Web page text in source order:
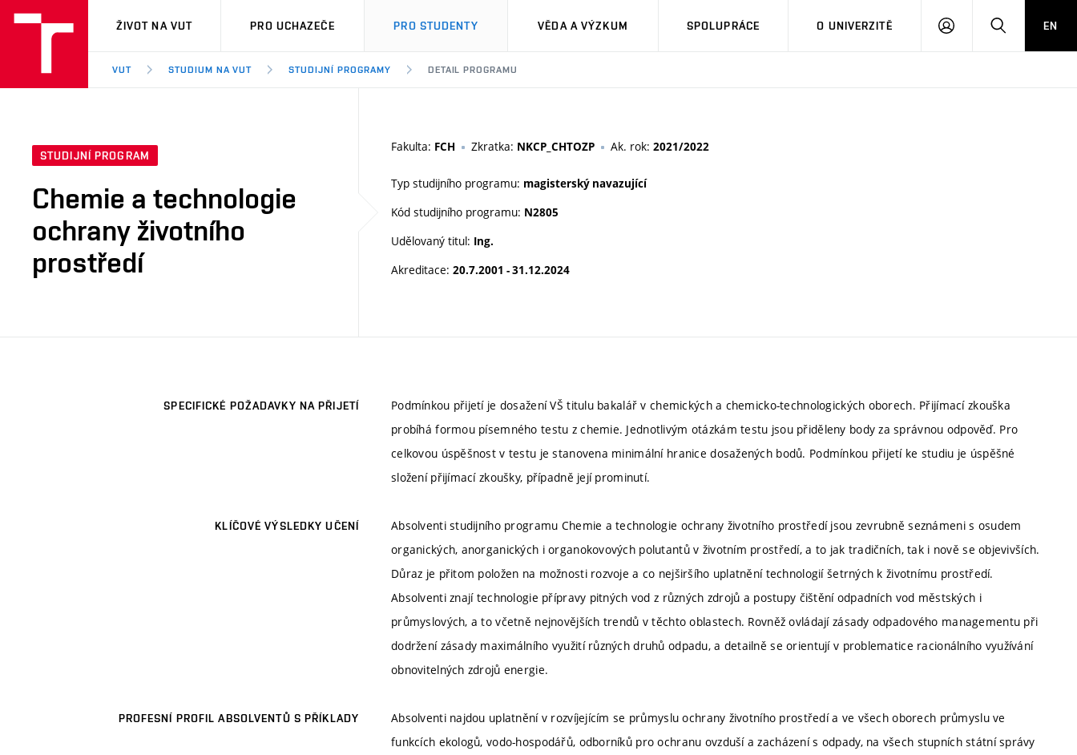
VUT
ŽIVOT NA VUT PRO UCHAZEČE PRO STUDENTY VĚDA A VÝZKUM SPOLUPRÁCE O UNIVERZITĚ
PŘIHLÁSIT HLEDATEN
VUT STUDIUM NA VUT STUDIJNÍ PROGRAMY DETAIL PROGRAMU
STUDIJNÍ PROGRAM
Chemie a technologie
ochrany životního
prostředí
Fakulta: FCH Zkratka: NKCP_CHTOZP Ak. rok: 2021/2022
Typ studijního programu: magisterský navazující
Kód studijního programu: N2805
Udělovaný titul: Ing.
Akreditace: 20.7.2001 - 31.12.2024
SPECIFICKÉ POŽADAVKY NA PŘIJETÍ
Podmínkou přijetí je dosažení VŠ titulu bakalář v chemických a chemicko-technologických oborech. Přijímací zkouška
probíhá formou písemného testu z chemie. Jednotlivým otázkám testu jsou přiděleny body za správnou odpověď. Pro
celkovou úspěšnost v testu je stanovena minimální hranice dosažených bodů. Podmínkou přijetí ke studiu je úspěšné
složení přijímací zkoušky, případně její prominutí.
KLÍČOVÉ VÝSLEDKY UČENÍ
Absolventi studijního programu Chemie a technologie ochrany životního prostředí jsou zevrubně seznámeni s osudem
organických, anorganických i organokovových polutantů v životním prostředí, a to jak tradičních, tak i nově se objevivších.
Důraz je přitom položen na možnosti rozvoje a co nejširšího uplatnění technologií šetrných k životnímu prostředí.
Absolventi znají technologie přípravy pitných vod z různých zdrojů a postupy čištění odpadních vod městských i
průmyslových, a to včetně nejnovějších trendů v těchto oblastech. Rovněž ovládají zásady odpadového managementu při
dodržení zásady maximálního využití různých druhů odpadu, a detailně se orientují v problematice racionálního využívání
obnovitelných zdrojů energie.
PROFESNÍ PROFIL ABSOLVENTŮ S PŘÍKLADY
Absolventi najdou uplatnění v rozvíjejícím se průmyslu ochrany životního prostředí a ve všech oborech průmyslu ve
funkcích ekologů, vodo-hospodářů, odborníků pro ochranu ovzduší a zacházení s odpady, na všech stupních státní správy